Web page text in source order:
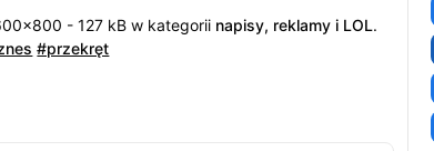
- 127 kB w kategorii napisy, reklamy i LOL.
#przekręt